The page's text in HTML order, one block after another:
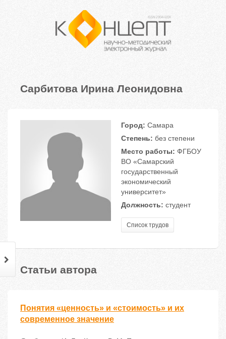
Сарбитова Ирина Леонидовна
Город: Самара
Степень: без степени
Место работы: ФГБОУ
ВО «Самарский
государственный
экономический
университет»
Должность: студент
Список трудов
Статьи автора
Понятия «ценность» и «стоимость» и их
современное значение